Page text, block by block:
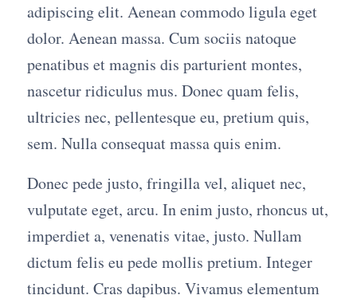
adipiscing elit. Aenean commodo ligula eget
dolor. Aenean massa. Cum sociis natoque
penatibus et magnis dis parturient montes,
nascetur ridiculus mus. Donec quam felis,
ultricies nec, pellentesque eu, pretium quis,
sem. Nulla consequat massa quis enim.
Donec pede justo, fringilla vel, aliquet nec,
vulputate eget, arcu. In enim justo, rhoncus ut,
imperdiet a, venenatis vitae, justo. Nullam
dictum felis eu pede mollis pretium. Integer
tincidunt. Cras dapibus. Vivamus elementum